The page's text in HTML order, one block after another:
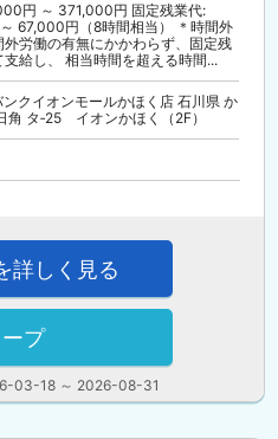
円 ～ 371,000円 固定残業代:
67,000円（8時間相当） ＊時間外
外労働の有無にかかわらず、固定残
支給し、 相当時間を超える時間...
クイオンモールかほく店 石川県 か
角 タ‐25 イオンかほく（2F）
03-18 ～ 2026-08-31
詳しく見る
プ